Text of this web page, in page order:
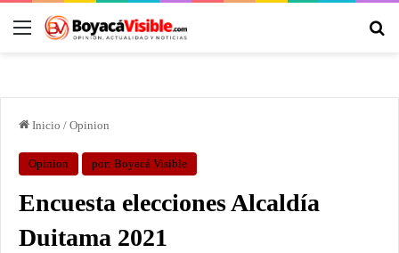
Inicio / Opinion
Opinion por: Boyacá Visible
Encuesta elecciones Alcaldía
Duitama 2021